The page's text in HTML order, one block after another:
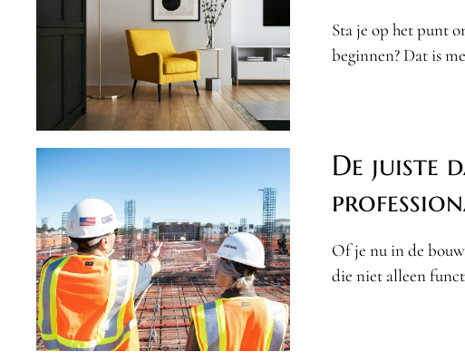
Sta je op het punt
beginnen? Dat is
De juiste
Of je nu in de
die niet alleen